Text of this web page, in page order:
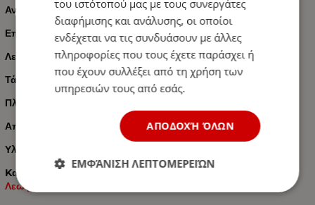
ΑναγραφόμενηΤιμή 2 Τεμάχια
Επιφανειακής Τοποθέτησης
Λειτουργία σε3 πλευρές: Eμπρός / Πίσω / Πλάϊ
Τάση Λειτουργίας12V / 24V
Πλευρική Τοποθέτηση
Απόσταση μεταξύ οπών στερέωσης: 76 mm
Υλικό Μη Διαβρωτικό
Kατάλληλο για όλα τα Αυτοκίνητα:
Λεωφορεία / Τρακτέρ – Γεωργικά Μηχανήματα κτλ.
του ιστότοπού μας με τους συνεργάτες
διαφήμισης και ανάλυσης, οι οποίοι
ενδέχεται να τις συνδυάσουν με άλλες
πληροφορίες που τους έχετε παράσχει ή
που έχουν συλλέξει από τη χρήση των
υπηρεσιών τους από εσάς.
ΑΠΟΔΟΧΉ ΌΛΩΝ
ΕΜΦΆΝΙΣΗ ΛΕΠΤΟΜΕΡΕΙΏΝ